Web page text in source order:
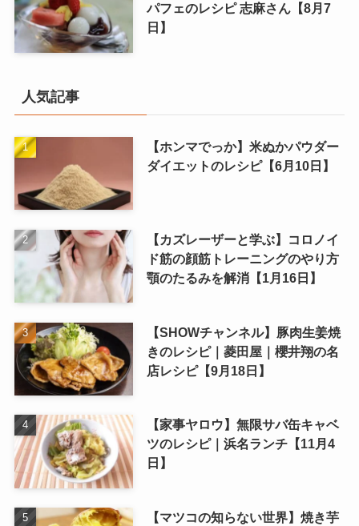
パフェのレシピ 志麻さん【8月7
日】
人気記事
【ホンマでっか】米ぬかパウダー
ダイエットのレシピ【6月10日】
【カズレーザーと学ぶ】コロノイ
ド筋の顔筋トレーニングのやり方
顎のたるみを解消【1月16日】
【SHOWチャンネル】豚肉生姜焼
きのレシピ｜菱田屋｜櫻井翔の名
店レシピ【9月18日】
【家事ヤロウ】無限サバ缶キャベ
ツのレシピ｜浜名ランチ【11月4
日】
【マツコの知らない世界】焼き芋